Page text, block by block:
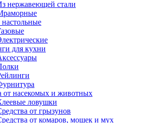
нержавеющей стали
для кухни
от насекомых и животных
ловушки
от грызунов
от комаров, мошек и мух